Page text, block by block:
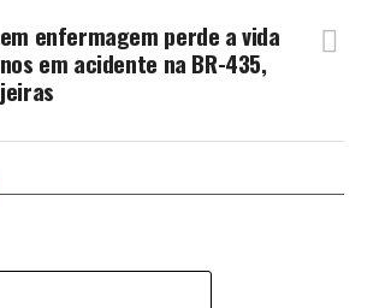
enfermagem perde a vida
em acidente na BR-435,